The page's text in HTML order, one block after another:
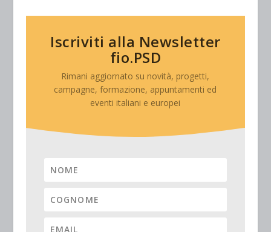
Iscriviti alla Newsletter
fio.PSD
Rimani aggiornato su novità, progetti,
campagne, formazione, appuntamenti ed
eventi italiani e europei